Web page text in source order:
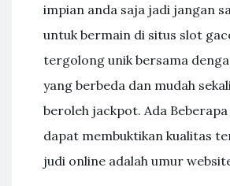
impian anda saja jadi jangan
untuk bermain di situs slot
tergolong unik bersama
yang berbeda dan mudah
beroleh jackpot. Ada
dapat membuktikan kualitas
judi online adalah umur